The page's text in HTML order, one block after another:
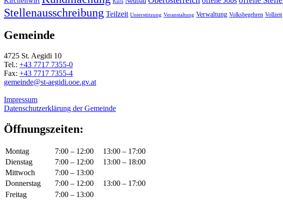
Stellenausschreibung Teilzeit Unterstützung Veranstaltung Verwaltung Volksbegehren Vollzeit
Gemeinde
4725 St. Aegidi 10
Tel.: +43 7717 7355-0
Fax: +43 7717 7355-4
gemeinde@st-aegidi.ooe.gv.at
Impressum
Datenschutzerklärung der Gemeinde
Öffnungszeiten:
Montag 7:00 – 12:00
13:00 – 17:00
Dienstag
7:00 – 12:00
13:00 – 18:00
Mittwoch
7:00 – 13:00
Donnerstag
7:00 – 12:00
13:00 – 17:00
Freitag
7:00 – 13:00